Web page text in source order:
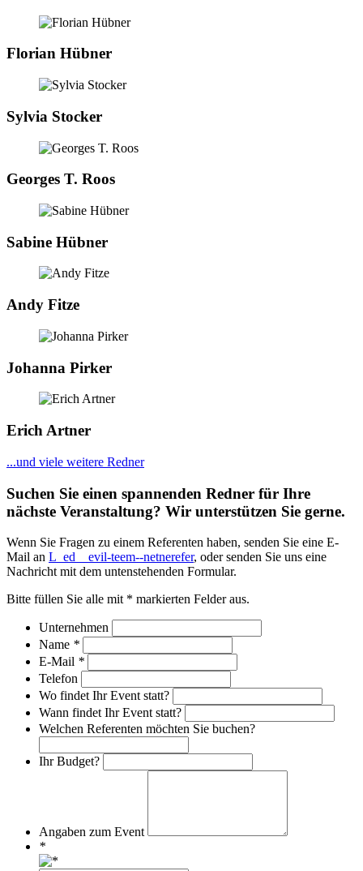
Florian Hübner
Sylvia Stocker
Georges T. Roos
Sabine Hübner
Andy Fitze
Johanna Pirker
Erich Artner
...und viele weitere Redner
Suchen Sie einen spannenden Redner für Ihre
nächste Veranstaltung? Wir unterstützen Sie gerne.
Wenn Sie Fragen zu einem Referenten haben, senden Sie eine E-
Mail an L_ed__evil-teem--netnerefer, oder senden Sie uns eine
Nachricht mit dem untenstehenden Formular.
Bitte füllen Sie alle mit * markierten Felder aus.
Unternehmen
Name *
E-Mail *
Telefon
Wo findet Ihr Event statt?
Wann findet Ihr Event statt?
Welchen Referenten möchten Sie buchen?
Ihr Budget?
Angaben zum Event
*